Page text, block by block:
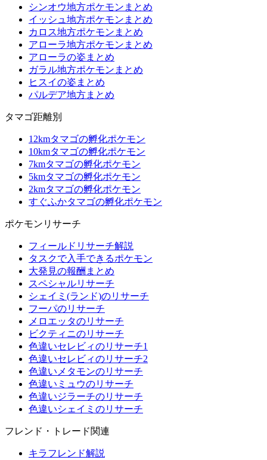
シンオウ地方ポケモンまとめ
イッシュ地方ポケモンまとめ
カロス地方ポケモンまとめ
アローラ地方ポケモンまとめ
アローラの姿まとめ
ガラル地方ポケモンまとめ
ヒスイの姿まとめ
パルデア地方まとめ
タマゴ距離別
12kmタマゴの孵化ポケモン
10kmタマゴの孵化ポケモン
7kmタマゴの孵化ポケモン
5kmタマゴの孵化ポケモン
2kmタマゴの孵化ポケモン
すぐふかタマゴの孵化ポケモン
ポケモンリサーチ
フィールドリサーチ解説
タスクで入手できるポケモン
大発見の報酬まとめ
スペシャルリサーチ
シェイミ(ランド)のリサーチ
フーパのリサーチ
メロエッタのリサーチ
ビクティニのリサーチ
色違いセレビィのリサーチ1
色違いセレビィのリサーチ2
色違いメタモンのリサーチ
色違いミュウのリサーチ
色違いジラーチのリサーチ
色違いシェイミのリサーチ
フレンド・トレード関連
キラフレンド解説